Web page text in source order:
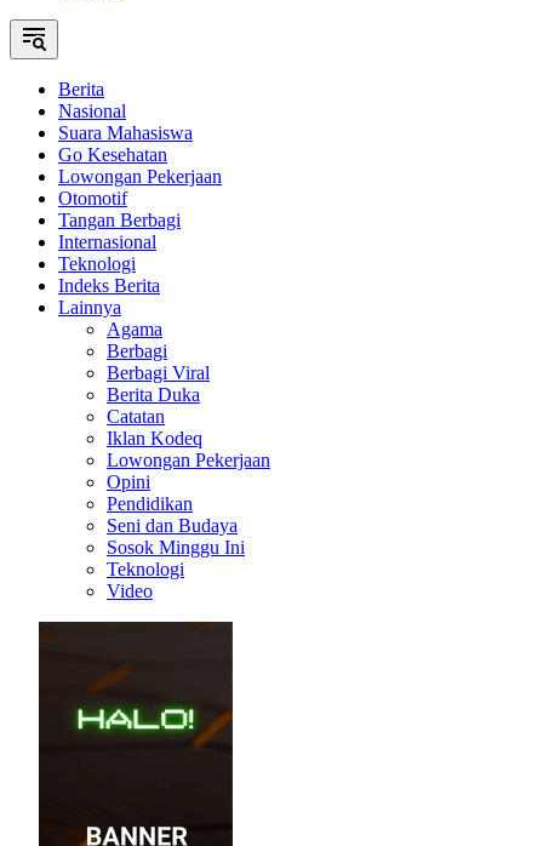
Berita
Nasional
Suara Mahasiswa
Go Kesehatan
Lowongan Pekerjaan
Otomotif
Tangan Berbagi
Internasional
Teknologi
Indeks Berita
Lainnya
Agama
Berbagi
Berbagi Viral
Berita Duka
Catatan
Iklan Kodeq
Lowongan Pekerjaan
Opini
Pendidikan
Seni dan Budaya
Sosok Minggu Ini
Teknologi
Video